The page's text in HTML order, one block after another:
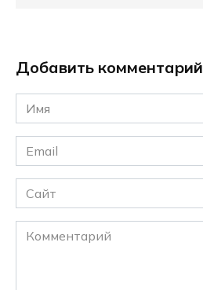
Добавить комментарий
Имя
*
Email
*
Сайт
Комментарий